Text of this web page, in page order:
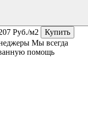
Руб./м2
Купить
Мы всегда
помощь